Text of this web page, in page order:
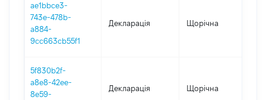
ae1bbce3-
743e-478b-
a884-
9cc663cb55f1
Декларація Щорічна
5f830b2f-
a8e8-42ee-
8e59-
Декларація Щорічна